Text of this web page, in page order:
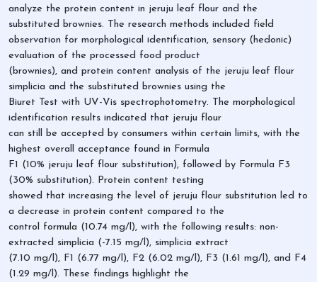
analyze the protein content in jeruju leaf flour and the
substituted brownies. The research methods included field
observation for morphological identification, sensory (hedonic)
evaluation of the processed food product
(brownies), and protein content analysis of the jeruju leaf flour
simplicia and the substituted brownies using the
Biuret Test with UV-Vis spectrophotometry. The morphological
identification results indicated that jeruju flour
can still be accepted by consumers within certain limits, with the
highest overall acceptance found in Formula
F1 (10% jeruju leaf flour substitution), followed by Formula F3
(30% substitution). Protein content testing
showed that increasing the level of jeruju flour substitution led to
a decrease in protein content compared to the
control formula (10.74 mg/l), with the following results: non-
extracted simplicia (-7.15 mg/l), simplicia extract
(7.10 mg/l), F1 (6.77 mg/l), F2 (6.02 mg/l), F3 (1.61 mg/l), and F4
(1.29 mg/l). These findings highlight the